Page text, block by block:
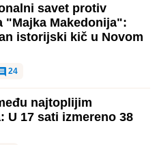
savet protiv
"Majka Makedonija":
istorijski kič u Novom
24
najtoplijim
U 17 sati izmereno 38